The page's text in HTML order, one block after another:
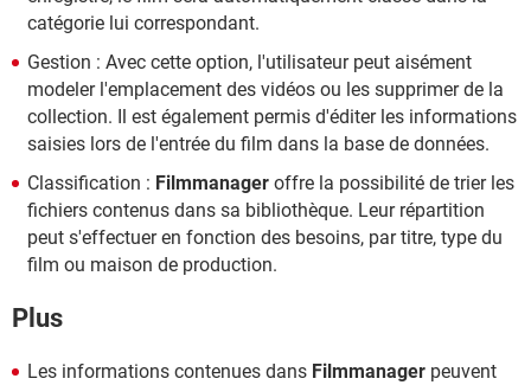
catégorie lui correspondant.
Gestion : Avec cette option, l'utilisateur peut aisément
modeler l'emplacement des vidéos ou les supprimer de la
collection. Il est également permis d'éditer les informations
saisies lors de l'entrée du film dans la base de données.
Classification : Filmmanager offre la possibilité de trier les
fichiers contenus dans sa bibliothèque. Leur répartition
peut s'effectuer en fonction des besoins, par titre, type du
film ou maison de production.
Plus
Les informations contenues dans Filmmanager peuvent